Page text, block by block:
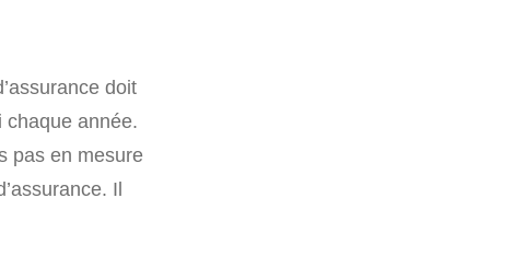
doit
chaque année.
pas en mesure
Il